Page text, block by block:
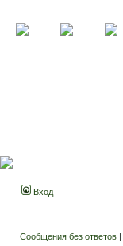
Вход
Сообщения без ответов |